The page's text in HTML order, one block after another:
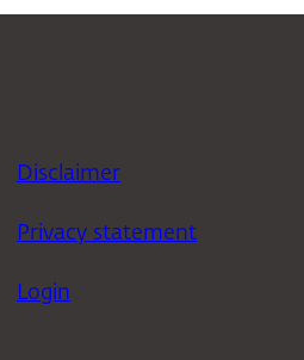
Disclaimer
Privacy statement
Login